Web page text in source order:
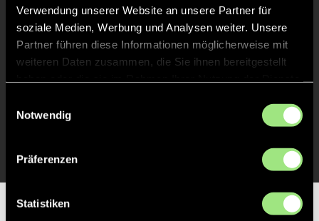
Verwendung unserer Website an unsere Partner für
soziale Medien, Werbung und Analysen weiter. Unsere
Partner führen diese Informationen möglicherweise mit
weiteren Daten zusammen, die Sie ihnen bereitgestellt
Notwendig
Präferenzen
Statistiken
Partner